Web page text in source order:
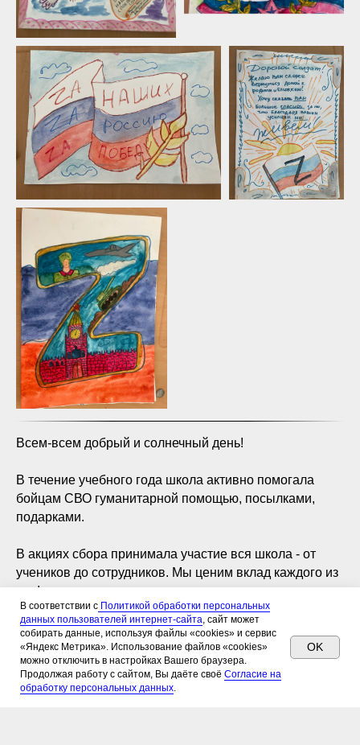
В соответствии с Политикой обработки персональных
данных пользователей интернет-сайта, сайт может
собирать данные, используя файлы «сookies» и сервис
«Яндекс Метрика». Использование файлов «cookies»
можно отключить в настройках Вашего браузера.
Продолжая работу с сайтом, Вы даёте своё Согласие на
обработку персональных данных.
OK
Всем-всем добрый и солнечный день!
В течение учебного года школа активно помогала
бойцам СВО гуманитарной помощью, посылками,
подарками.
В акциях сбора принимала участие вся школа - от
учеников до сотрудников. Мы ценим вклад каждого из
вас!
Спасибо!